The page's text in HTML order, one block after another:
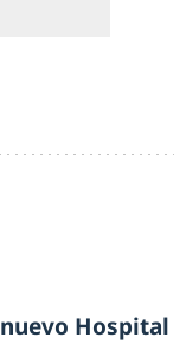
nuevo Hospital